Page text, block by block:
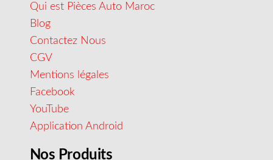
Qui est Pièces Auto Maroc
Blog
Contactez Nous
CGV
Mentions légales
Facebook
YouTube
Application Android
Nos Produits